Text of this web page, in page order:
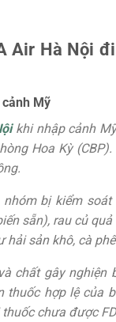
Air Hà Nội
Mỹ
khi nhập cảnh
Hoa Kỳ
bị kiểm
sẵn), rau củ
sản khô, cà
chất gây
thuốc hợp lệ của
chưa được